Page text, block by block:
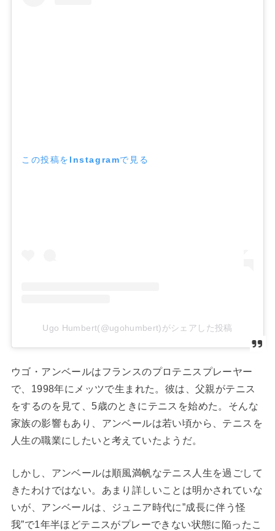
この投稿をInstagramで見る
Ugo Humbert(@ugohumbert)がシェアした投稿
ウゴ・アンベールはフランスのプロテニスプレーヤー
で、1998年にメッツで生まれた。彼は、父親がテニス
をするのを見て、5歳のときにテニスを始めた。そんな
家族の影響もあり、アンベールは若い頃から、テニスを
人生の職業にしたいと考えていたようだ。
しかし、アンベールは順風満帆なテニス人生を過ごして
きたわけではない。あまり詳しいことは明かされていな
いが、アンベールは、ジュニア時代に”成長に伴う怪
我”で1年半ほどテニスがプレーできない状態に陥ったこ